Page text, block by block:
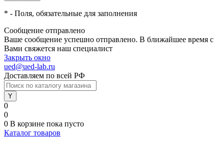
* - Поля, обязательные для заполнения
Сообщение отправлено
Ваше сообщение успешно отправлено. В ближайшее время с
Вами свяжется наш специалист
Закрыть окно
ued@ued-lab.ru
Доставляем по всей РФ
0
0
0 В корзине пока пусто
Каталог товаров